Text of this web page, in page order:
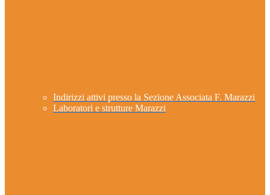
Indirizzi attivi presso la Sezione Associata F. Marazzi
Laboratori e strutture Marazzi